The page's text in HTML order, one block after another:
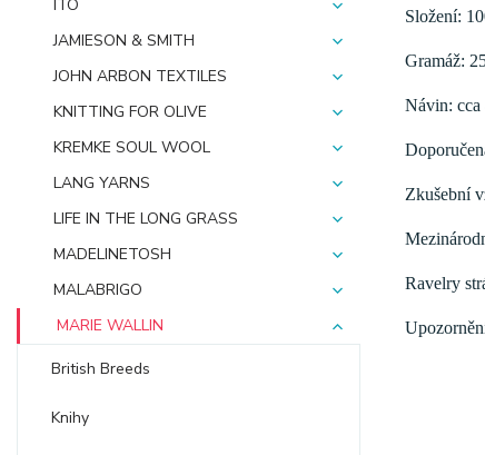
ITO
JAMIESON & SMITH
JOHN ARBON TEXTILES
KNITTING FOR OLIVE
KREMKE SOUL WOOL
LANG YARNS
LIFE IN THE LONG GRASS
MADELINETOSH
MALABRIGO
MARIE WALLIN
British Breeds
Knihy
Složení:
Gramáž:
Návin: cca
Zkušební
Ravelry